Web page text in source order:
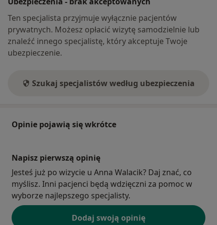
Ten specjalista przyjmuje wyłącznie pacjentów
prywatnych. Możesz opłacić wizytę samodzielnie lub
znaleźć innego specjalistę, który akceptuje Twoje
ubezpieczenie.
Szukaj specjalistów według ubezpieczenia
Opinie pojawią się wkrótce
Napisz pierwszą opinię
Jesteś już po wizycie u Anna Walacik? Daj znać, co
myślisz. Inni pacjenci będą wdzięczni za pomoc w
wyborze najlepszego specjalisty.
Dodaj swoją opinię